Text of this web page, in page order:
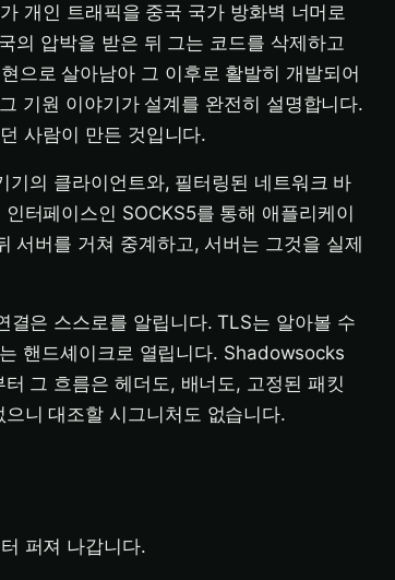
개인 트래픽을 중국 국가 방화벽 너머로
의 압박을 받은 뒤 그는 코드를 삭제하고
으로 살아남아 그 이후로 활발히 개발되어
기원 이야기가 설계를 완전히 설명합니다.
사람이 만든 것입니다.
의 클라이언트와, 필터링된 네트워크 바
터페이스인 SOCKS5를 통해 애플리케이
서버를 거쳐 중계하고, 서버는 그것을 실제
결은 스스로를 알립니다. TLS는 알아볼 수
핸드셰이크로 열립니다. Shadowsocks
그 흐름은 헤더도, 배너도, 고정된 패킷
니 대조할 시그니처도 없습니다.
퍼져 나갑니다.